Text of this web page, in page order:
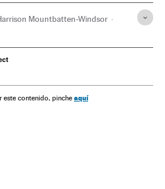
Mountbatten-Windsor
este contenido, pinche aquí